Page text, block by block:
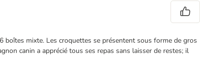
boîtes mixte. Les croquettes se présentent sous forme de gros
canin a apprécié tous ses repas sans laisser de restes; il